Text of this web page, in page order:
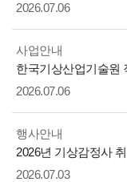
2026.07.06
사업안내
제
목
한국기상산업기술원
2026.07.06
행사안내
제
목
2026년 기상감정사
2026.07.03